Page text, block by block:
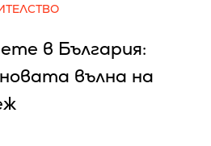
в България:
вълна на